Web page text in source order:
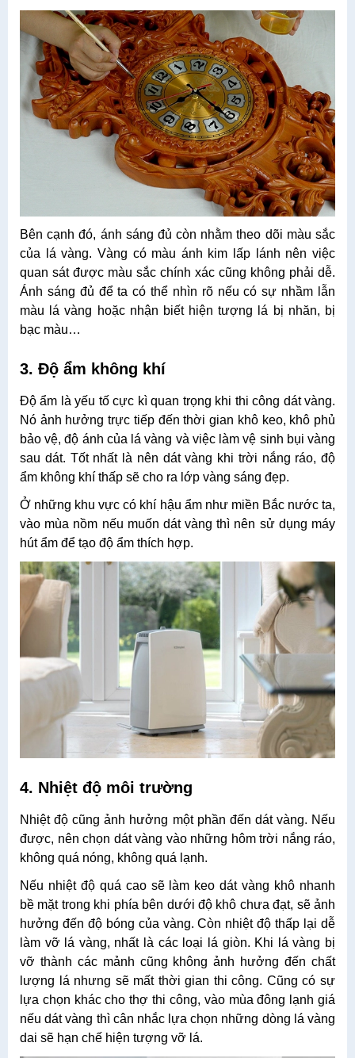
Bên cạnh đó, ánh sáng đủ còn nhằm theo dõi màu sắc
của lá vàng. Vàng có màu ánh kim lấp lánh nên việc
quan sát được màu sắc chính xác cũng không phải dễ.
Ánh sáng đủ để ta có thể nhìn rõ nếu có sự nhầm lẫn
màu lá vàng hoặc nhận biết hiện tượng lá bị nhăn, bị
bạc màu…
3. Độ ẩm không khí
Độ ẩm là yếu tố cực kì quan trọng khi thi công dát vàng.
Nó ảnh hưởng trực tiếp đến thời gian khô keo, khô phủ
bảo vệ, độ ánh của lá vàng và việc làm vệ sinh bụi vàng
sau dát. Tốt nhất là nên dát vàng khi trời nắng ráo, độ
ẩm không khí thấp sẽ cho ra lớp vàng sáng đẹp.
Ở những khu vực có khí hậu ẩm như miền Bắc nước ta,
vào mùa nồm nếu muốn dát vàng thì nên sử dụng máy
hút ẩm để tạo độ ẩm thích hợp.
4. Nhiệt độ môi trường
Nhiệt độ cũng ảnh hưởng một phần đến dát vàng. Nếu
được, nên chọn dát vàng vào những hôm trời nắng ráo,
không quá nóng, không quá lạnh.
Nếu nhiệt độ quá cao sẽ làm keo dát vàng khô nhanh
bề mặt trong khi phía bên dưới độ khô chưa đạt, sẽ ảnh
hưởng đến độ bóng của vàng. Còn nhiệt độ thấp lại dễ
làm vỡ lá vàng, nhất là các loại lá giòn. Khi lá vàng bị
vỡ thành các mảnh cũng không ảnh hưởng đến chất
lượng lá nhưng sẽ mất thời gian thi công. Cũng có sự
lựa chọn khác cho thợ thi công, vào mùa đông lạnh giá
nếu dát vàng thì cân nhắc lựa chọn những dòng lá vàng
dai sẽ hạn chế hiện tượng vỡ lá.